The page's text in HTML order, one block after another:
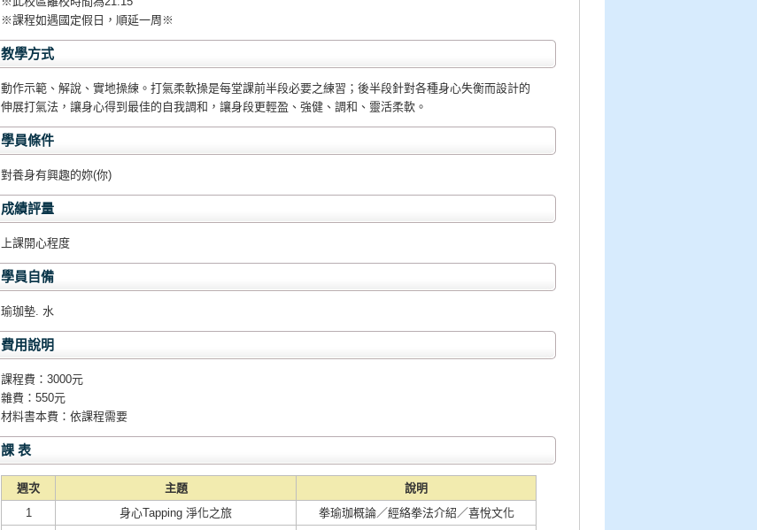
※課程如遇國定假日，順延一周※
教學方式
動作示範、解說、實地操練。打氣柔軟操是每堂課前半段必要之練習；後半段針對各種身心失衡而設計的
伸展打氣法，讓身心得到最佳的自我調和，讓身段更輕盈、強健、調和、靈活柔軟。
學員條件
對養身有興趣的妳(你)
成績評量
上課開心程度
學員自備
瑜珈墊. 水
費用說明
課程費：3000元
雜費：550元
材料書本費：依課程需要
課 表
週次 主題
說明
1
身心Tapping 淨化之旅
拳瑜珈概論／經絡拳法介紹／喜悅文化